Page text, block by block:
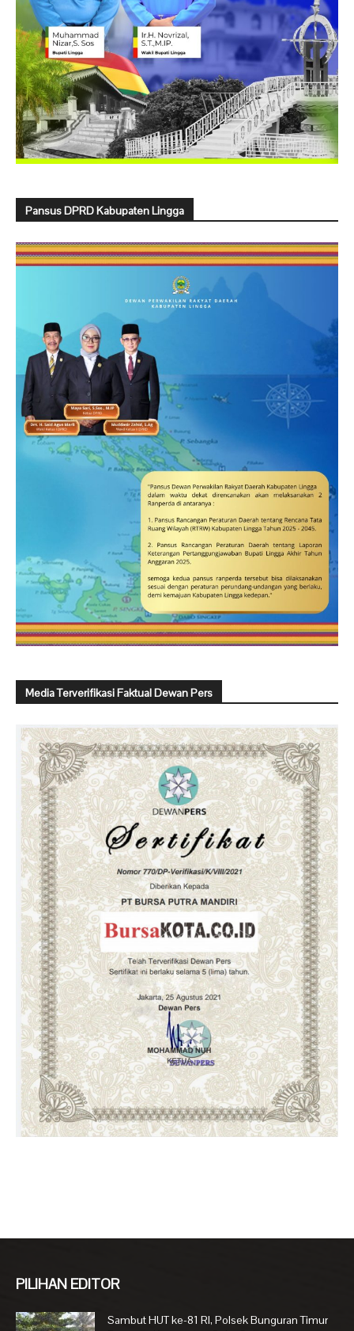
Pansus DPRD Kabupaten Lingga
Media Terverifikasi Faktual Dewan Pers
PILIHAN EDITOR
Sambut HUT ke-81 RI, Polsek Bunguran Timur